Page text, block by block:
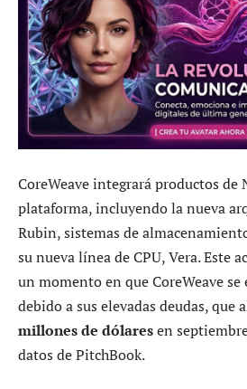
CoreWeave integrará productos de
plataforma, incluyendo la nueva
Rubin, sistemas de
su nueva línea de CPU, Vera. Este
un momento en que CoreWeave
debido a sus elevadas deudas, que
millones de dólaresen
datos de PitchBook.